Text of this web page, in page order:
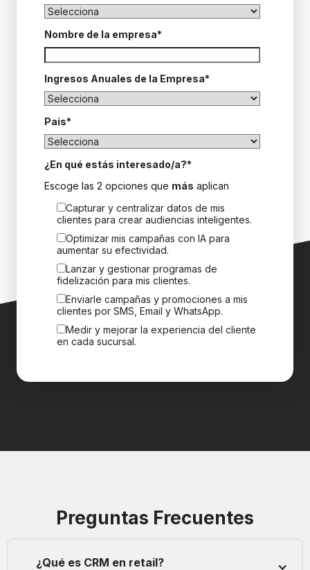
Nombre de la empresa*
Ingresos Anuales de la Empresa*
País*
¿En qué estás interesado/a?*
Escoge las 2 opciones que más aplican
Capturar y centralizar datos de mis
clientes para crear audiencias inteligentes.
Optimizar mis campañas con IA para
aumentar su efectividad.
Lanzar y gestionar programas de
fidelización para mis clientes.
Enviarle campañas y promociones a mis
clientes por SMS, Email y WhatsApp.
Medir y mejorar la experiencia del cliente
en cada sucursal.
Preguntas Frecuentes
¿Qué es CRM en retail?